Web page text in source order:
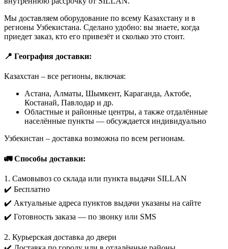
Мы доставляем оборудование по всему Казахстану и в
регионы Узбекистана. Сделано удобно: вы знаете, когда
приедет заказ, кто его привезёт и сколько это стоит.
📍 География доставки:
Казахстан – все регионы, включая:
Астана, Алматы, Шымкент, Караганда, Актобе,
Костанай, Павлодар и др.
Областные и районные центры, а также отдалённые
населённые пункты — обсуждается индивидуально
Узбекистан – доставка возможна по всем регионам.
🚛 Способы доставки:
1. Самовывоз со склада или пункта выдачи SILLAN
✔️ Бесплатно
✔️ Актуальные адреса пунктов выдачи указаны на сайте
✔️ Готовность заказа — по звонку или SMS
2. Курьерская доставка до двери